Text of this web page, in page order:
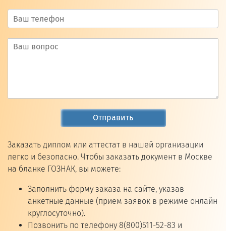
Отправить
Заказать диплом или аттестат в нашей организации
легко и безопасно. Чтобы заказать документ в Москве
на бланке ГОЗНАК, вы можете:
Заполнить форму заказа на сайте, указав
анкетные данные (прием заявок в режиме онлайн
круглосуточно).
Позвонить по телефону 8(800)511-52-83 и